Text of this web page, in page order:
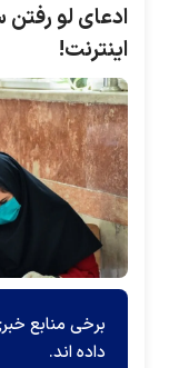
ادعای لو
اینترنت!
برخی منابع
داده اند.